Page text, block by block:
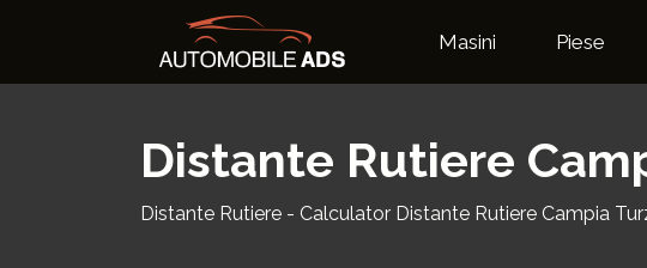
Masini Piese
Distante Rutiere
Distante Rutiere - Calculator Distante Rutiere Campia